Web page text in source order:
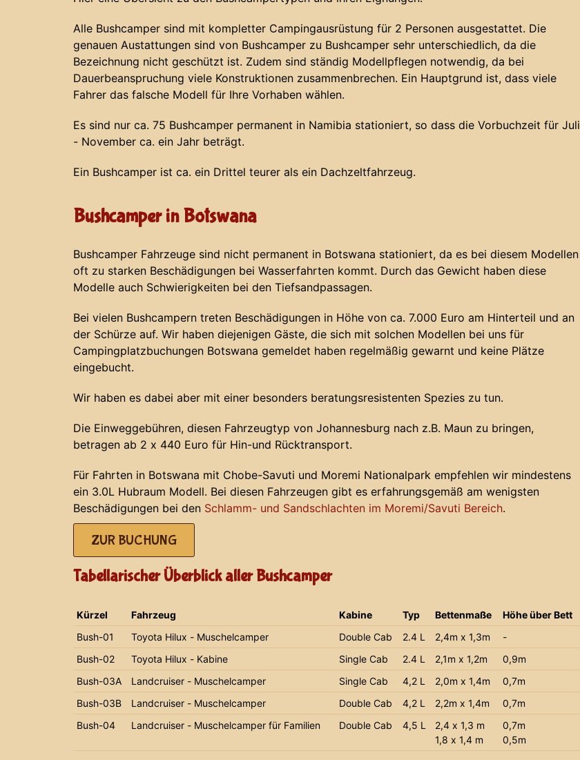
Alle Bushcamper sind mit kompletter Campingausrüstung für 2 Personen ausgestattet. Die
genauen Austattungen sind von Bushcamper zu Bushcamper sehr unterschiedlich, da die
Bezeichnung nicht geschützt ist. Zudem sind ständig Modellpflegen notwendig, da bei
Dauerbeanspruchung viele Konstruktionen zusammenbrechen. Ein Hauptgrund ist, dass viele
Fahrer das falsche Modell für Ihre Vorhaben wählen.
Es sind nur ca. 75 Bushcamper permanent in Namibia stationiert, so dass die Vorbuchzeit für Juli
- November ca. ein Jahr beträgt.
Ein Bushcamper ist ca. ein Drittel teurer als ein Dachzeltfahrzeug.
Bushcamper in Botswana
Bushcamper Fahrzeuge sind nicht permanent in Botswana stationiert, da es bei diesem Modellen
oft zu starken Beschädigungen bei Wasserfahrten kommt. Durch das Gewicht haben diese
Modelle auch Schwierigkeiten bei den Tiefsandpassagen.
Bei vielen Bushcampern treten Beschädigungen in Höhe von ca. 7.000 Euro am Hinterteil und an
der Schürze auf. Wir haben diejenigen Gäste, die sich mit solchen Modellen bei uns für
Campingplatzbuchungen Botswana gemeldet haben regelmäßig gewarnt und keine Plätze
eingebucht.
Wir haben es dabei aber mit einer besonders beratungsresistenten Spezies zu tun.
Die Einweggebühren, diesen Fahrzeugtyp von Johannesburg nach z.B. Maun zu bringen,
betragen ab 2 x 440 Euro für Hin-und Rücktransport.
Für Fahrten in Botswana mit Chobe-Savuti und Moremi Nationalpark empfehlen wir mindestens
ein 3.0L Hubraum Modell. Bei diesen Fahrzeugen gibt es erfahrungsgemäß am wenigsten
Beschädigungen bei den Schlamm- und Sandschlachten im Moremi/Savuti Bereich.
ZUR BUCHUNG
Tabellarischer Überblick aller Bushcamper
Kürzel Fahrzeug Kabine Typ Bettenmaße
Höhe über Bett
Bush-01
Toyota Hilux - Muschelcamper Double Cab 2.4 L 2,4m x 1,3m
-
Bush-02
Toyota Hilux - Kabine Single Cab 2.4 L 2,1m x 1,2m
0,9m
Bush-03A
Landcruiser - Muschelcamper Single Cab 4,2 L 2,0m x 1,4m
0,7m
Bush-03B
Landcruiser - Muschelcamper Double Cab 4,2 L 2,2m x 1,4m
0,7m
Bush-04
Landcruiser - Muschelcamper für Familien Double Cab 4,5 L
2,4 x 1,3 m
1,8 x 1,4 m
0,7m
0,5m